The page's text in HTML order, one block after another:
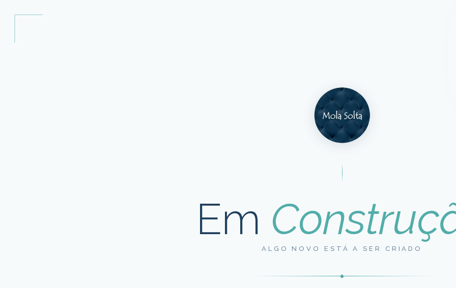
Em
ALGO NOVO ESTÁ A SER CRIADO